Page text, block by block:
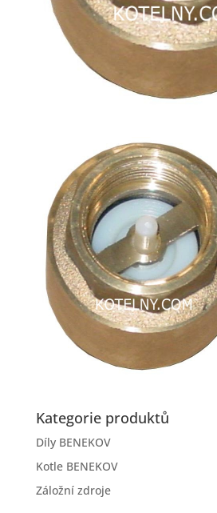
Kategorie produktů
Díly BENEKOV
Kotle BENEKOV
Záložní zdroje